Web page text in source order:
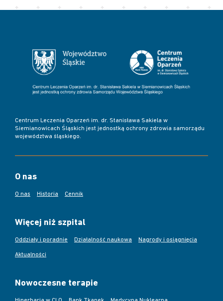
Centrum Leczenia Oparzeń im. dr. Stanisława Sakiela w
Siemianowicach Śląskich jest jednostką ochrony zdrowia samorządu
województwa śląskiego.
O nas
O nas Historia Cennik
Więcej niż szpital
Oddziały i poradnie Działalność naukowa Nagrody i osiągnięcia
Aktualności
Nowoczesne terapie